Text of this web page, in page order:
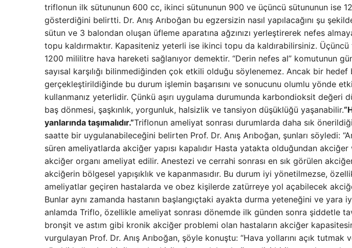
triflonun ilk sütununun 600 cc, ikinci sütununun 900 ve üçüncü sütununun ise
gösterdiğini belirtti. Dr. Anış Arıboğan bu egzersizin nasıl yapılacağını şu
sütun ve 3 balondan oluşan üfleme aparatına ağzınızı yerleştirerek nefes
topu kaldırmaktır. Kapasiteniz yeterli ise ikinci topu da kaldırabilirsiniz.
1200 mililitre hava hareketi sağlanıyor demektir. “Derin nefes al” komutunun
sayısal karşılığı bilinmediğinden çok etkili olduğu söylenemez. Ancak bir
gerçekleştirildiğinde bu durum işlemin başarısını ve sonucunu olumlu yönde
kullanmanız yeterlidir. Çünkü aşırı uygulama durumunda karbondioksit değeri
baş dönmesi, şaşkınlık, yorgunluk, halsizlik ve tansiyon düşüklüğü yaşanabilir.
yanlarında taşımalıdır.”Triflonun ameliyat sonrası durumlarda daha sık
saatte bir uygulanabileceğini belirten Prof. Dr. Anış Arıboğan, şunları söyledi:
süren ameliyatlarda akciğer yapısı kapalıdır Hasta yatakta olduğundan
akciğer organı ameliyat edilir. Anestezi ve cerrahi sonrası en sık görülen
akciğerin bölgesel yapışıklık ve kapanmasıdır. Bu durum iyi yönetilmezse,
ameliyatlar geçiren hastalarda ve obez kişilerde zatürreye yol açabilecek
Bunlar aynı zamanda hastanın başlangıçtaki ayakta durma yeteneğini ve yara
anlamda Triflo, özellikle ameliyat sonrası dönemde ilk günden sonra şiddetle
bronşit ve astım gibi kronik akciğer problemi olan hastaların akciğer
vurgulayan Prof. Dr. Anış Arıboğan, şöyle konuştu: “Hava yollarını açık